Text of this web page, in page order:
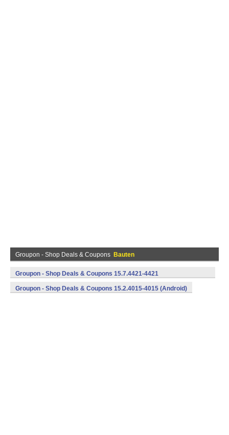
Groupon - Shop Deals & Coupons Bauten
Groupon - Shop Deals & Coupons 15.7.4421-4421
(armeabi,armeabi-v7a,mips,x86) (Android)
Groupon - Shop Deals & Coupons 15.2.4015-4015 (Android)